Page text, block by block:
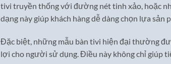
tivi truyền thống với đường nét tinh xảo, hoặc
dạng này giúp khách hàng dễ dàng chọn lựa
Đặc biệt, những mẫu bàn tivi hiện đại thường
lợi cho người sử dụng. Điều này không chỉ giúp